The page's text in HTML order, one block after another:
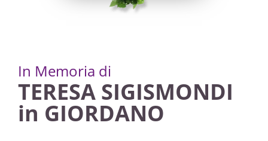
In Memoria di
TERESA SIGISMONDI
in GIORDANO